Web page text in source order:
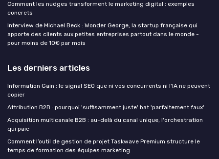
Comment les nudges transforment le marketing digital : exemples
concrets
Interview de Michael Beck : Wonder George, la startup française qui
apporte des clients aux petites entreprises partout dans le monde -
pour moins de 10€ par mois
Les derniers articles
Information Gain : le signal SEO que ni vos concurrents ni l'IA ne peuvent
copier
Attribution B2B : pourquoi 'suffisamment juste' bat 'parfaitement faux'
Acquisition multicanale B2B : au-delà du canal unique, l'orchestration
qui paie
Comment l’outil de gestion de projet Taskwave Premium structure le
temps de formation des équipes marketing